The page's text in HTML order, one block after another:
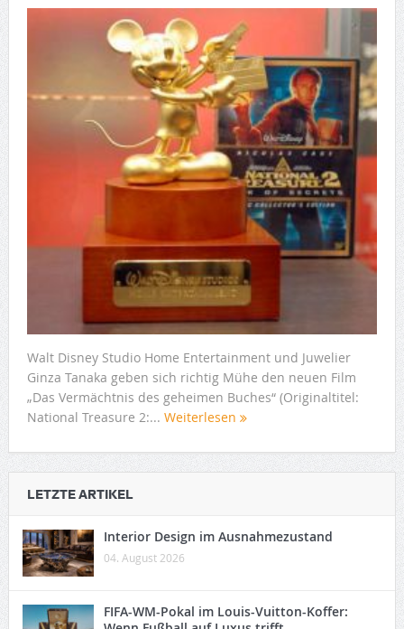
Walt Disney Studio Home Entertainment und Juwelier
Ginza Tanaka geben sich richtig Mühe den neuen Film
„Das Vermächtnis des geheimen Buches“ (Originaltitel:
National Treasure 2:... Weiterlesen
LETZTE ARTIKEL
Interior Design im Ausnahmezustand
04. August 2026
FIFA-WM-Pokal im Louis-Vuitton-Koffer: